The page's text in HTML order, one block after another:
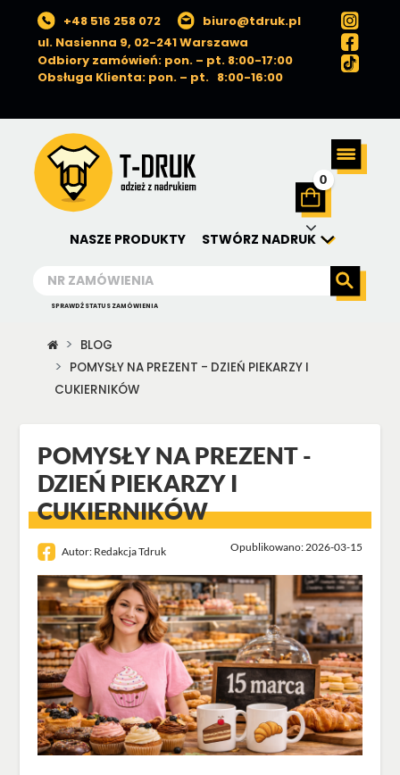
+48 516 258 072
biuro@tdruk.pl
ul. Nasienna 9, 02-241 Warszawa
Odbiory zamówień: pon. – pt. 8:00-17:00
Obsługa Klienta: pon. – pt. 8:00-16:00
0
NASZE PRODUKTY STWÓRZ NADRUK
SPRAWDŹ STATUS ZAMÓWIENIA
BLOG
POMYSŁY NA PREZENT - DZIEŃ PIEKARZY I
CUKIERNIKÓW
POMYSŁY NA PREZENT -
DZIEŃ PIEKARZY I
CUKIERNIKÓW
Autor: Redakcja Tdruk Opublikowano: 2026-03-15